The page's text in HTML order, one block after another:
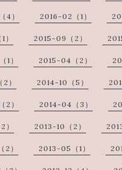
4） 2016-02（1）
2015-09（2）
1） 2015-04（2）
） 2014-10（5）
2） 2014-04（3）
） 2013-10（2）
） 2013-05（1）